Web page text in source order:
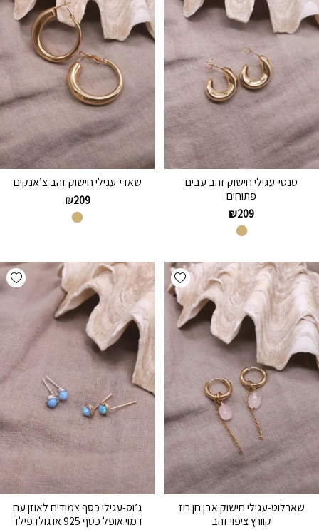
טנסי-עגילי חישוק זהב עבים
פתוחים
₪209
שאדי-עגילי חישוק זהב צ’אנקים
₪209
Add wishlist
שארלוט-עגילי חישוק אבן חן רוז
קוורץ ציפוי זהב
ג’וס-עגילי כסף צמודים לאוזן עם
דמוי אופל כסף 925 או גולדפילד